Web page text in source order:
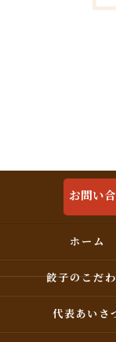
お問い
ホーム
餃子のこだ
代表あいさ